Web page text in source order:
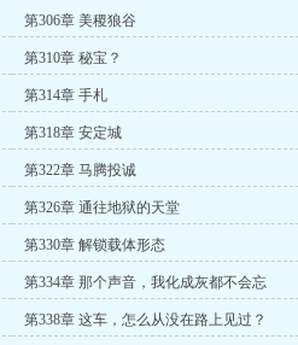
第306章 美稷狼谷
第310章 秘宝？
第314章 手札
第318章 安定城
第322章 马腾投诚
第326章 通往地狱的天堂
第330章 解锁载体形态
第334章 那个声音，我化成灰都不会忘
第338章 这车，怎么从没在路上见过？